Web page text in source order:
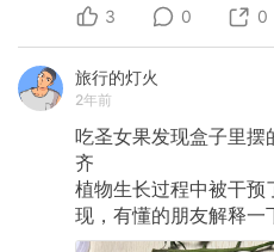
3 0 0
旅行的灯火
2年前
吃圣女果发现盒子里摆
齐
植物生长过程中被干预
现，有懂的朋友解释一